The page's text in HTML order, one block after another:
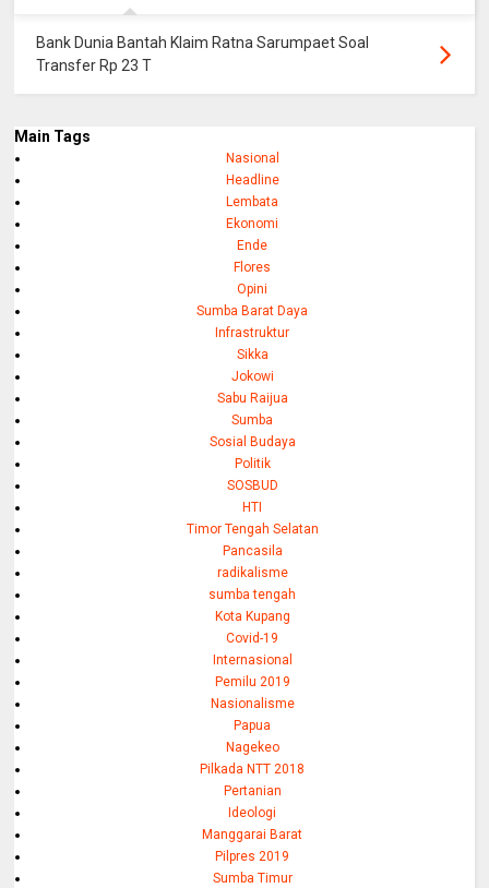
Bank Dunia Bantah Klaim Ratna Sarumpaet Soal
Transfer Rp 23 T
Main Tags
Nasional
Headline
Lembata
Ekonomi
Ende
Flores
Opini
Sumba Barat Daya
Infrastruktur
Sikka
Jokowi
Sabu Raijua
Sumba
Sosial Budaya
Politik
SOSBUD
HTI
Timor Tengah Selatan
Pancasila
radikalisme
sumba tengah
Kota Kupang
Covid-19
Internasional
Pemilu 2019
Nasionalisme
Papua
Nagekeo
Pilkada NTT 2018
Pertanian
Ideologi
Manggarai Barat
Pilpres 2019
Sumba Timur